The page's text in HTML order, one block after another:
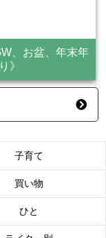
、お盆、年末年
》
子育て
買い物
ひと